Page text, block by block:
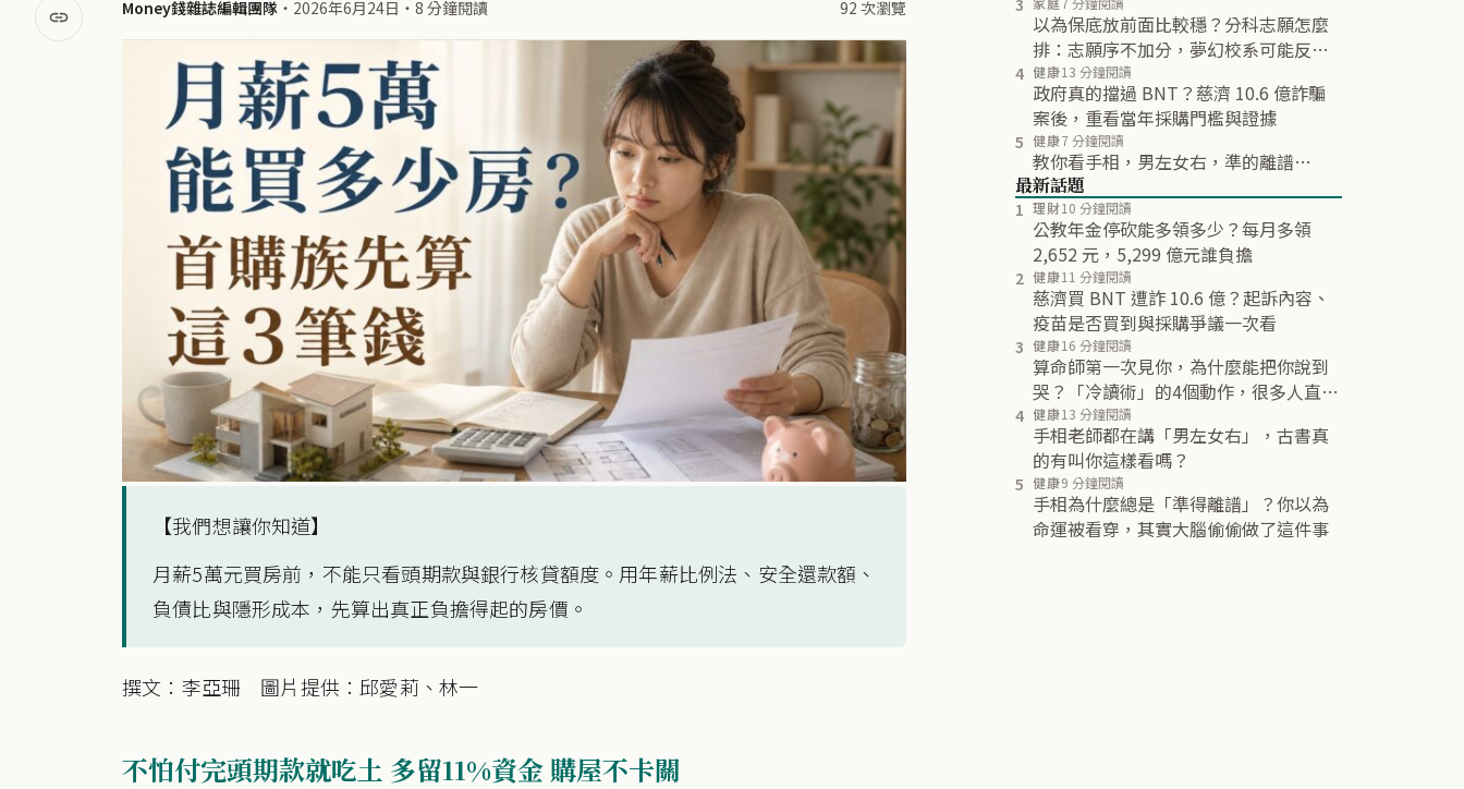
Money錢雜誌編輯團隊 ・ 2026年6月24日 ・ 8 分鐘閱讀 92 次瀏覽
【我們想讓你知道】
月薪5萬元買房前，不能只看頭期款與銀行核貸額度。用年薪比例法、安全還款額、
負債比與隱形成本，先算出真正負擔得起的房價。
撰文：李亞珊 圖片提供：邱愛莉、林一
不怕付完頭期款就吃土 多留11%資金 購屋不卡關
3
以為保底放前面比較穩？分科志願怎麼
排：志願序不加分，夢幻校系可能反而
不再分發
4 健康13 分鐘閱讀
政府真的擋過 BNT？慈濟 10.6 億詐騙
案後，重看當年採購門檻與證據
5 健康7 分鐘閱讀
教你看手相，男左女右，準的離譜…
最新話題
1 理財10 分鐘閱讀
公教年金停砍能多領多少？每月多領
2,652 元，5,299 億元誰負擔
2 健康11 分鐘閱讀
慈濟買 BNT 遭詐 10.6 億？起訴內容、
疫苗是否買到與採購爭議一次看
3 健康16 分鐘閱讀
算命師第一次見你，為什麼能把你說到
哭？「冷讀術」的4個動作，很多人直到
最後都沒發現
4 健康13 分鐘閱讀
手相老師都在講「男左女右」，古書真
的有叫你這樣看嗎？
5 健康9 分鐘閱讀
手相為什麼總是「準得離譜」？你以為
命運被看穿，其實大腦偷偷做了這件事